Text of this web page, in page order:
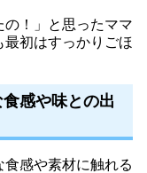
の！」と思ったママ
最初はすっかりごほ
感や味との出
感や素材に触れる